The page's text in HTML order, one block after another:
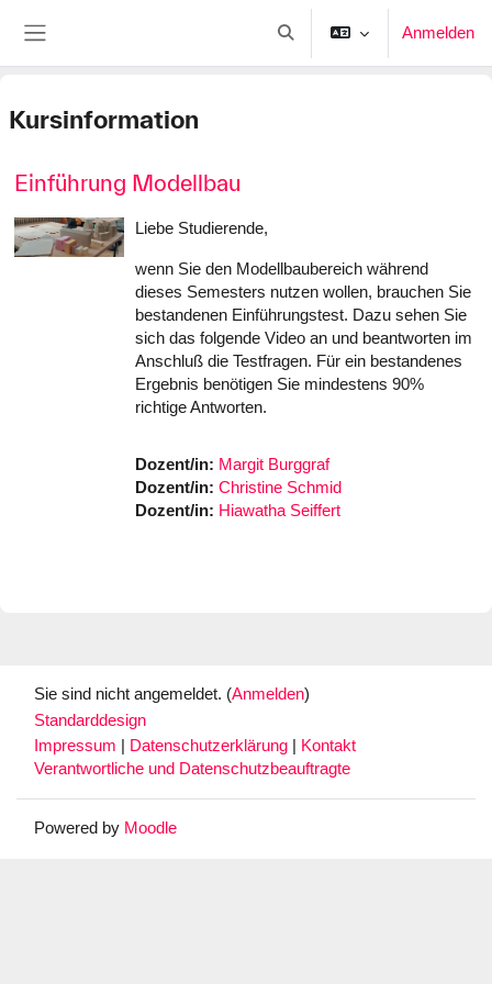
Sucheingabe umschalten
Anmelden
Kursinformation
Einführung Modellbau
Liebe Studierende,
wenn Sie den Modellbaubereich während
dieses Semesters nutzen wollen, brauchen Sie
bestandenen Einführungstest. Dazu sehen Sie
sich das folgende Video an und beantworten im
Anschluß die Testfragen. Für ein bestandenes
Ergebnis benötigen Sie mindestens 90%
richtige Antworten.
Dozent/in: Margit Burggraf
Dozent/in: Christine Schmid
Dozent/in: Hiawatha Seiffert
Sie sind nicht angemeldet. (Anmelden)
Standarddesign
Impressum
Datenschutzerklärung
Kontakt
Verantwortliche und Datenschutzbeauftragte
Powered by Moodle